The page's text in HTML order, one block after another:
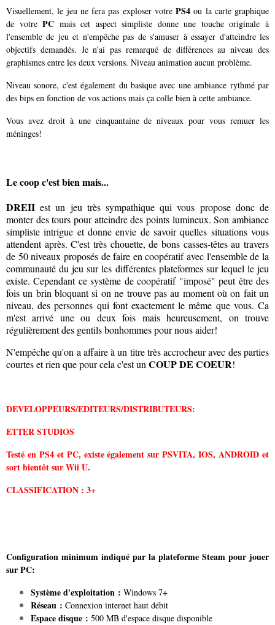
Visuellement, le jeu ne fera pas exploser votre PS4 ou la carte graphique
de votrePC mais cet aspect simpliste donne une touche originale à
l'ensemble de jeuet n'empêche pas de s'amuser à essayer d'atteindre les
objectifs demandés. Je n'ai pas remarqué de différences au niveau des
graphismes entre les deux versions. Niveau animation aucun problème.
Niveau sonore, c'est également du basique avec une ambiance rythmé par
des bips en fonction de vos actions mais ça colle bien à cette ambiance.
Vous avez droit à une cinquantaine de niveaux pour vous remuer les
méninges!
Le coop c'est bien mais...
DREII est un jeu très sympathique qui vous propose donc de
monter des tours pour atteindre des points lumineux. Son ambiance
simpliste intrigue et donne envie de savoir quelles situations vous
attendent après. C'est très chouette, de bons casses-têtes au travers
de 50 niveaux proposés de faire en coopératif avec l'ensemble de la
communauté du jeu sur les différentes plateformes sur lequel le jeu
existe. Cependant ce système de coopératif "imposé" peut être des
fois un brin bloquant si on ne trouve pas au moment où on fait un
niveau, des personnes qui font exactement le même que vous. Ca
m'est arrivé une ou deux fois mais heureusement, on trouve
régulièrement des gentils bonhommes pour nous aider!
N'empêche qu'on a affaire à un titre très accrocheur avec des parties
courtes et rien que pour cela c'est un COUP DE COEUR!
DEVELOPPEURS/EDITEURS/DISTRIBUTEURS:
ETTER STUDIOS
Testé en PS4 et PC, existe également sur PSVITA, IOS, ANDROID et
sort bientôt sur Wii U.
CLASSIFICATION : 3+
Configuration minimum indiqué par la plateforme Steam pour jouer
sur PC:
Système d'exploitation : Windows 7+
Réseau : Connexion internet haut débit
Espace disque : 500 MB d'espace disque disponible